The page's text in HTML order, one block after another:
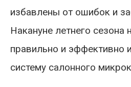
избавлены от ошибок и
Накануне летнего сезона
правильно и эффективно
систему салонного